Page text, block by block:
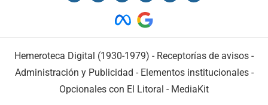
Hemeroteca Digital (1930-1979) - Receptorías de avisos -
Administración y Publicidad - Elementos institucionales-
Opcionales con El Litoral - MediaKit